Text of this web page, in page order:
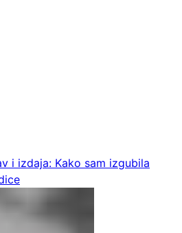
i izdaja: Kako sam izgubila